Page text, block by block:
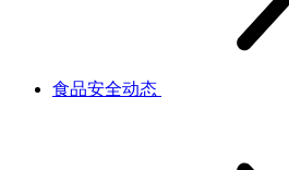
食品安全动态